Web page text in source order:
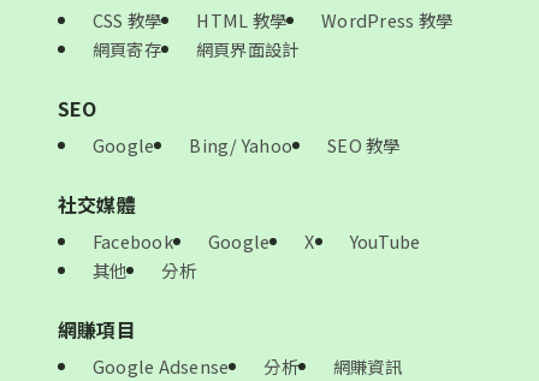
CSS 教學 HTML 教學
WordPress 教學
網頁寄存
網頁界面設計
SEO
Google Bing/ Yahoo SEO 教學
社交媒體
Facebook Google X
YouTube
其他
分析
網賺項目
Google Adsense 分析
網賺資訊